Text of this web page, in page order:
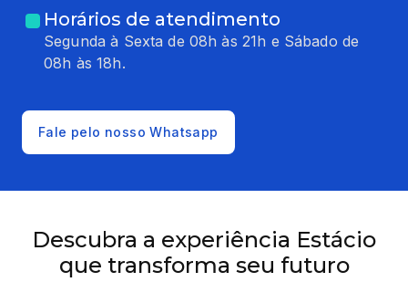
Horários de atendimento
Segunda à Sexta de 08h às 21h e Sábado de
08h às 18h.
Fale pelo nosso Whatsapp
Descubra a experiência Estácio
que transforma seu futuro